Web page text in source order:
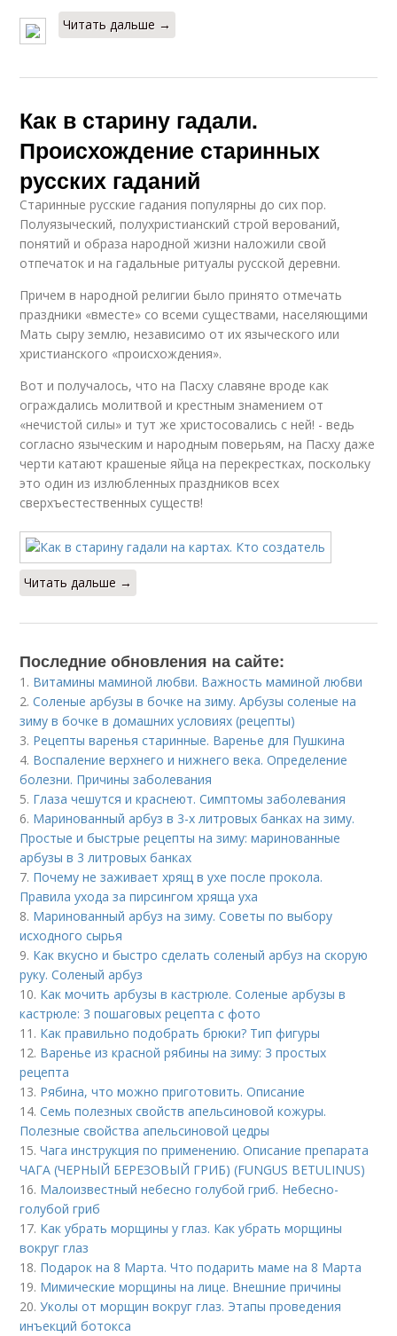
Читать дальше →
Как в старину гадали.
Происхождение старинных
русских гаданий
Старинные русские гадания популярны до сих пор.
Полуязыческий, полухристианский строй верований,
понятий и образа народной жизни наложили свой
отпечаток и на гадальные ритуалы русской деревни.
Причем в народной религии было принято отмечать
праздники «вместе» со всеми существами, населяющими
Мать сыру землю, независимо от их языческого или
христианского «происхождения».
Вот и получалось, что на Пасху славяне вроде как
ограждались молитвой и крестным знамением от
«нечистой силы» и тут же христосовались с ней! - ведь
согласно языческим и народным поверьям, на Пасху даже
черти катают крашеные яйца на перекрестках, поскольку
это один из излюбленных праздников всех
сверхъестественных существ!
Читать дальше →
Последние обновления на сайте:
1. Витамины маминой любви. Важность маминой любви
2.Соленые арбузы в бочке на зиму. Арбузы соленые на
зиму в бочке в домашних условиях (рецепты)
3. Рецепты варенья старинные. Варенье для Пушкина
4. Воспаление верхнего и нижнего века. Определение
болезни. Причины заболевания
5. Глаза чешутся и краснеют. Симптомы заболевания
6. Маринованный арбуз в 3-х литровых банках на зиму.
Простые и быстрые рецепты на зиму: маринованные
арбузы в 3 литровых банках
7. Почему не заживает хрящ в ухе после прокола.
Правила ухода за пирсингом хряща уха
8. Маринованный арбуз на зиму. Советы по выбору
исходного сырья
9. Как вкусно и быстро сделать соленый арбуз на скорую
руку. Соленый арбуз
10. Как мочить арбузы в кастрюле. Соленые арбузы в
кастрюле: 3 пошаговых рецепта с фото
11. Как правильно подобрать брюки? Тип фигуры
12. Варенье из красной рябины на зиму: 3 простых
рецепта
13. Рябина, что можно приготовить. Описание
14.Семь полезных свойств апельсиновой кожуры.
Полезные свойства апельсиновой цедры
15.Чага инструкция по применению. Описание препарата
ЧАГА (ЧЕРНЫЙ БЕРЕЗОВЫЙ ГРИБ) (FUNGUS BETULINUS)
16. Малоизвестный небесно голубой гриб. Небесно-
голубой гриб
17. Как убрать морщины у глаз. Как убрать морщины
вокруг глаз
18. Подарок на 8 Марта. Что подарить маме на 8 Марта
19. Мимические морщины на лице. Внешние причины
20.Уколы от морщин вокруг глаз. Этапы проведения
инъекций ботокса